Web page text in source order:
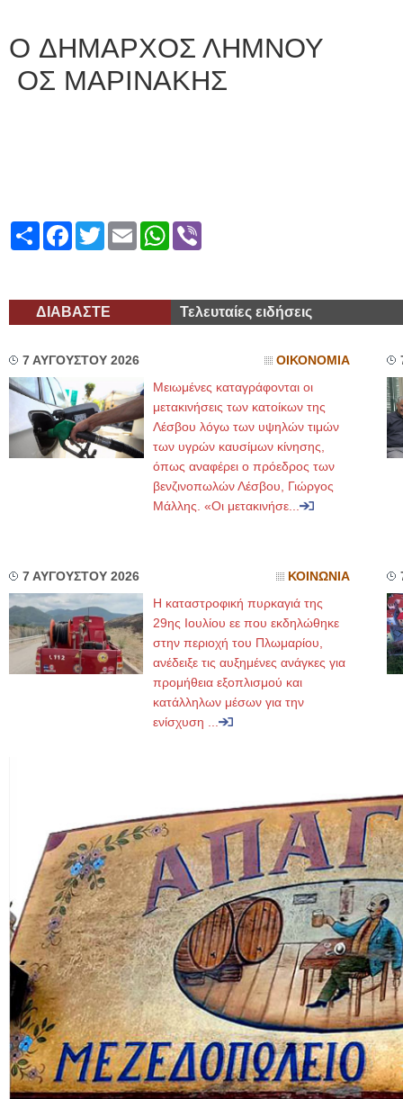
O ΔΗΜΑΡΧΟΣ ΛΗΜΝΟΥ
ΟΣ ΜΑΡΙΝΑΚΗΣ
ShareFacebook
TwitterEmailWhatsApp
ΔΙΑΒΑΣΤΕ Τελευταίες ειδήσεις
7 ΑΥΓΟΥΣΤΟΥ 2026 ΟΙΚΟΝΟΜΙΑ
Μειωμένες καταγράφονται οι
μετακινήσεις των κατοίκων της
Λέσβου λόγω των υψηλών τιμών
των υγρών καυσίμων κίνησης,
όπως αναφέρει ο πρόεδρος των
βενζινοπωλών Λέσβου, Γιώργος
Μάλλης. «Οι μετακινήσε...
7 ΑΥΓΟΥΣΤΟΥ 2026 ΚΟΙΝΩΝΙΑ
Η καταστροφική πυρκαγιά της
29ης Ιουλίου εε που εκδηλώθηκε
στην περιοχή του Πλωμαρίου,
ανέδειξε τις αυξημένες ανάγκες για
προμήθεια εξοπλισμού και
κατάλληλων μέσων για την
ενίσχυση ...